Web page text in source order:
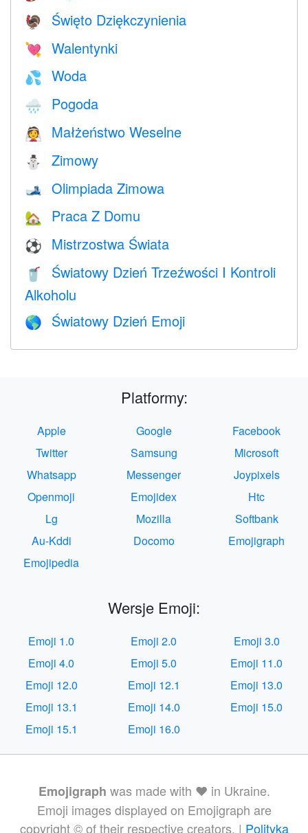
🦃 Święto Dziękczynienia
💘 Walentynki
💦 Woda
🌧 Pogoda
👰 Małżeństwo Weselne
⛄ Zimowy
🎿 Olimpiada Zimowa
🏡 Praca Z Domu
⚽ Mistrzostwa Świata
🥤
Światowy Dzień Trzeźwości I Kontroli
Alkoholu
🌎 Światowy Dzień Emoji
Platformy:
Apple Google
Facebook
Twitter
Samsung
Microsoft
Whatsapp
Messenger
Joypixels
Openmoji
Emojidex
Htc
Lg
Mozilla
Softbank
Au-Kddi
Docomo
Emojigraph
Emojipedia
Wersje Emoji:
Emoji 1.0 Emoji 2.0
Emoji 3.0
Emoji 4.0
Emoji 5.0
Emoji 11.0
Emoji 12.0
Emoji 12.1
Emoji 13.0
Emoji 13.1
Emoji 14.0
Emoji 15.0
Emoji 15.1
Emoji 16.0
Emojigraph was made with ❤️ in Ukraine.
Emoji images displayed on Emojigraph are
copyright © of their respective creators. | Polityka